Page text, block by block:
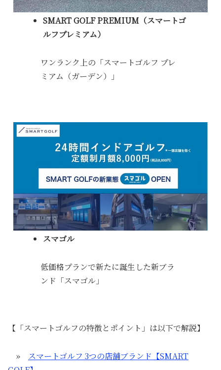
SMART GOLF PREMIUM（スマートゴ
ルフプレミアム）
ワンランク上の「スマートゴルフ プレ
ミアム（ガーデン）」
スマゴル
低価格プランで新たに誕生した新ブラ
ンド「スマゴル」
【「スマートゴルフの特徴とポイント」は以下で解説】
» スマートゴルフ 3つの店舗ブランド【SMART